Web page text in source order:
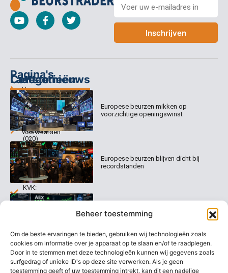
Beheer toestemming
Om de beste ervaringen te bieden, gebruiken wij technologieën zoals
cookies om informatie over je apparaat op te slaan en/of te raadplegen.
Door in te stemmen met deze technologieën kunnen wij gegevens zoals
surfgedrag of unieke ID's op deze site verwerken. Als je geen
toestemming geeft of uw toestemming intrekt, kan dit een nadelige
Inschrijven
Pagina's
Home
Abonnementen
Dagcommentaar
Tradealert
Organisatie
Contact
Categorieën
Columns
Dagcommentaar
Algemene
voorwaarden
Disclaimer
Welk
abonnement
kiezen
Contact
Keizersgracht
520
1017 EK
Amsterdam
(020)
231
0020
info@beurstrader.nl
KVK:
99197022
Laatste nieuws
Europese beurzen mikken op
voorzichtige openingswinst
Europese beurzen blijven dicht bij
recordstanden
AEX nadert opnieuw zijn hoogste
niveau ooit
Europese beurzen stijgen richting
nieuwe records